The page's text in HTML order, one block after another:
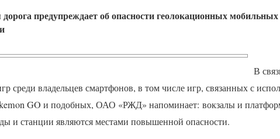
предупреждает об опасности геолокационных
В
среди владельцев смартфонов, в том числе игр, связанных с
GO и подобных, ОАО «РЖД» напоминает: вокзалы и
и станции являются местами повышенной опасности.